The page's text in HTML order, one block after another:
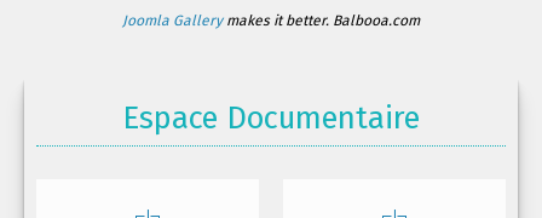
Joomla Gallerymakes it better. Balbooa.com
Espace Documentaire